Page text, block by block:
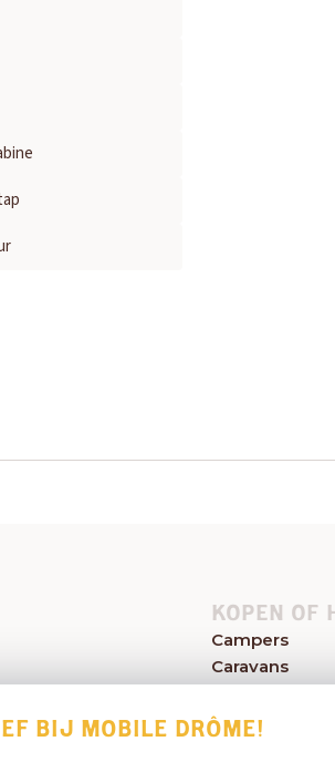
KOPEN OF
Campers
Caravans
Aanbod
BIJ MOBILE DRÔME!